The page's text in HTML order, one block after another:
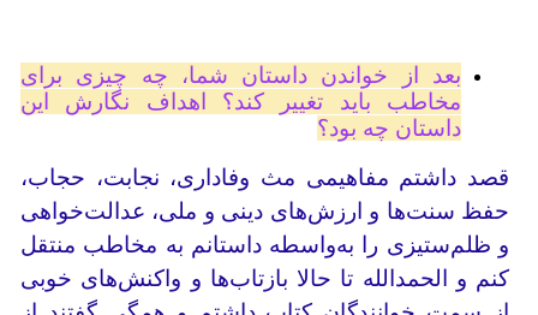
بعد از خواندن داستان شما، چه چیزی برای
مخاطب باید تغییر کند؟ اهداف نگارش این
داستان چه بود؟
قصد داشتم مفاهیمی مث وفاداری، نجابت، حجاب،
حفظ سنت‌ها و ارزش‌های دینی و ملی، عدالت‌خواهی
و ظلم‌ستیزی را به‌واسطه داستانم به مخاطب منتقل
کنم و الحمدالله تا حالا بازتاب‌ها و واکنش‌های خوبی